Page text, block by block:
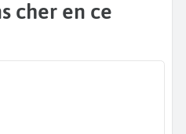
cher en ce